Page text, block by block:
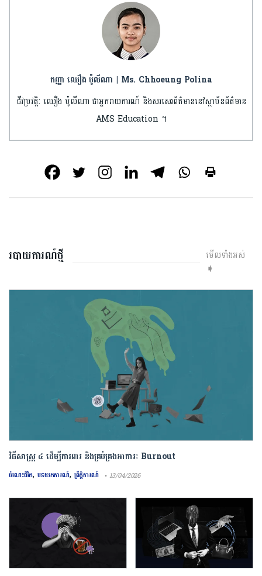
កញ្ញា ឈឿង ប៉ូលីណា | Ms. Chhoeung Polina
ជីវប្រវត្តិ: ឈឿង ប៉ូលីណា ជាអ្នករាយការណ៍ និងសរសេរព័ត៌មាននៅស្ថាប័នព័ត៌មាន
AMS Education ។
របាយការណ៍ថ្មី
មើលទាំងអស់
➧
វិធីសាស្រ្ត ៤ ​ដើម្បី​ការពារ និងគ្រប់គ្រង​អាការៈ Burnout
ចំណេះជីវិត, បទយកការណ៍, ព្រឹត្តិការណ៍ • 13/04/2026